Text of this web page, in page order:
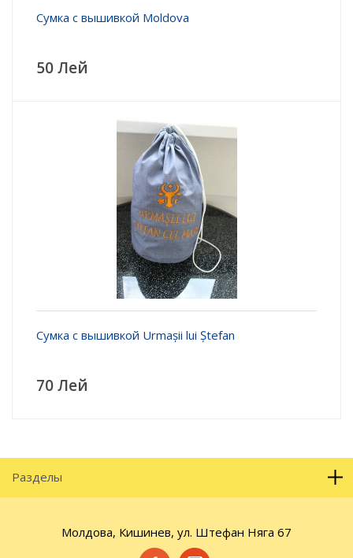
Сумка с вышивкой Moldova
50 Лей
Сумка с вышивкой Urmașii lui Ștefan
70 Лей
Разделы
Молдова, Кишинев, ул. Штефан Няга 67